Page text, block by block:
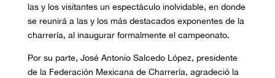
las y los visitantes un espectáculo inolvidable, en donde
se reunirá a las y los más destacados exponentes de la
charrería, al inaugurar formalmente el campeonato.
Por su parte, José Antonio Salcedo López, presidente
de la Federación Mexicana de Charrería, agradeció la